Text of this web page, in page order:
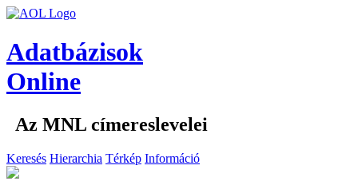
Adatbázisok
Online
Az MNL címereslevelei
Keresés Hierarchia Térkép Információ